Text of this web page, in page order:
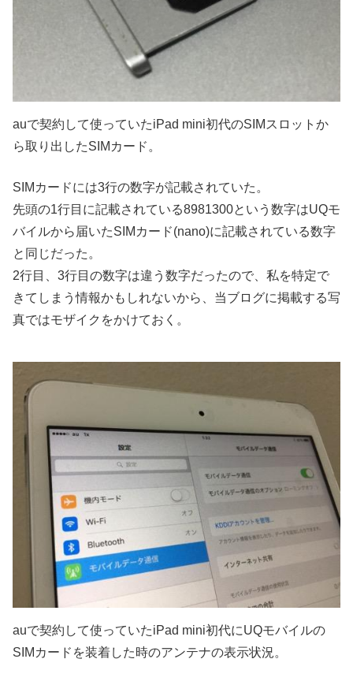
auで契約して使っていたiPad mini初代のSIMスロットか
ら取り出したSIMカード。
SIMカードには3行の数字が記載されていた。
先頭の1行目に記載されている8981300という数字はUQモ
バイルから届いたSIMカード(nano)に記載されている数字
と同じだった。
2行目、3行目の数字は違う数字だったので、私を特定で
きてしまう情報かもしれないから、当ブログに掲載する写
真ではモザイクをかけておく。
auで契約して使っていたiPad mini初代にUQモバイルの
SIMカードを装着した時のアンテナの表示状況。